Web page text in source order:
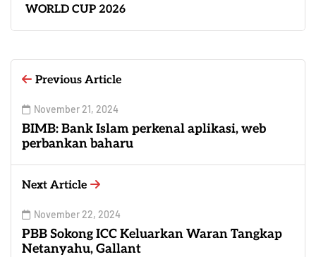
WORLD CUP 2026
Previous Article
November 21, 2024
BIMB: Bank Islam perkenal aplikasi, web
perbankan baharu
Next Article
November 22, 2024
PBB Sokong ICC Keluarkan Waran Tangkap
Netanyahu, Gallant